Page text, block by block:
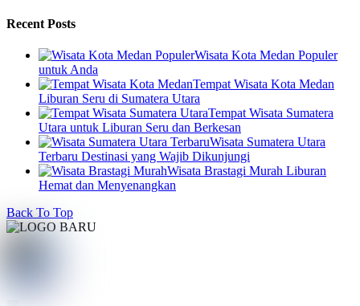
Recent Posts
Wisata Kota Medan Populer
untuk Anda
Tempat Wisata Kota Medan
Liburan Seru di Sumatera Utara
Tempat Wisata Sumatera
Utara untuk Liburan Seru dan Berkesan
Wisata Sumatera Utara
Terbaru Destinasi yang Wajib Dikunjungi
Wisata Brastagi Murah Liburan
Hemat dan Menyenangkan
Back To Top